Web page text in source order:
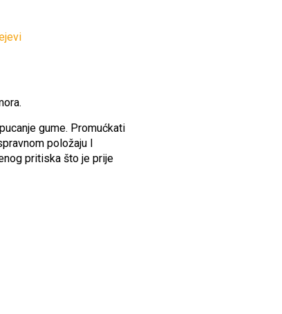
gume. Promućkati
položaju I
pritiska što je prije